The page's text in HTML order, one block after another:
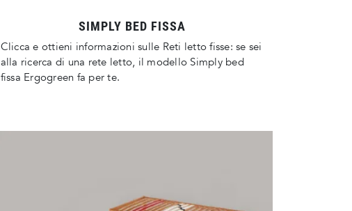
SIMPLY BED FISSA
Clicca e ottieni informazioni sulle Reti letto fisse: se sei
alla ricerca di una rete letto, il modello Simply bed
fissa Ergogreen fa per te.